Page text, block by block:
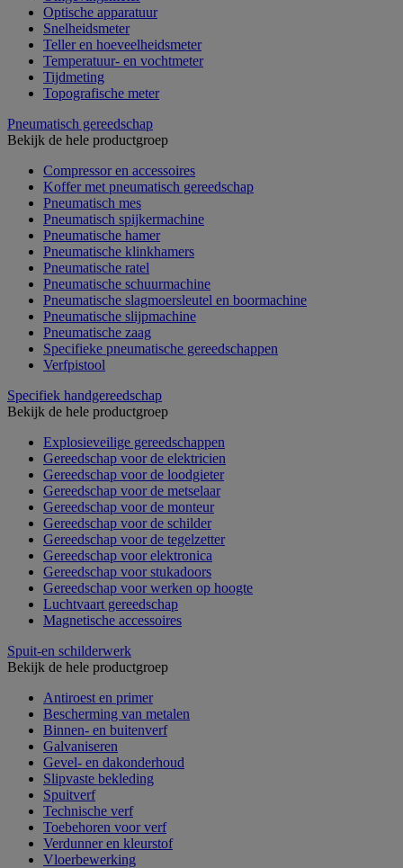
Optische apparatuur
Snelheidsmeter
Teller en hoeveelheidsmeter
Temperatuur- en vochtmeter
Tijdmeting
Topografische meter
Pneumatisch gereedschap
Bekijk de hele productgroep
Compressor en accessoires
Koffer met pneumatisch gereedschap
Pneumatisch mes
Pneumatisch spijkermachine
Pneumatische hamer
Pneumatische klinkhamers
Pneumatische ratel
Pneumatische schuurmachine
Pneumatische slagmoersleutel en boormachine
Pneumatische slijpmachine
Pneumatische zaag
Specifieke pneumatische gereedschappen
Verfpistool
Specifiek handgereedschap
Bekijk de hele productgroep
Explosieveilige gereedschappen
Gereedschap voor de elektricien
Gereedschap voor de loodgieter
Gereedschap voor de metselaar
Gereedschap voor de monteur
Gereedschap voor de schilder
Gereedschap voor de tegelzetter
Gereedschap voor elektronica
Gereedschap voor stukadoors
Gereedschap voor werken op hoogte
Luchtvaart gereedschap
Magnetische accessoires
Spuit-en schilderwerk
Bekijk de hele productgroep
Antiroest en primer
Bescherming van metalen
Binnen- en buitenverf
Galvaniseren
Gevel- en dakonderhoud
Slipvaste bekleding
Spuitverf
Technische verf
Toebehoren voor verf
Verdunner en kleurstof
Vloerbewerking